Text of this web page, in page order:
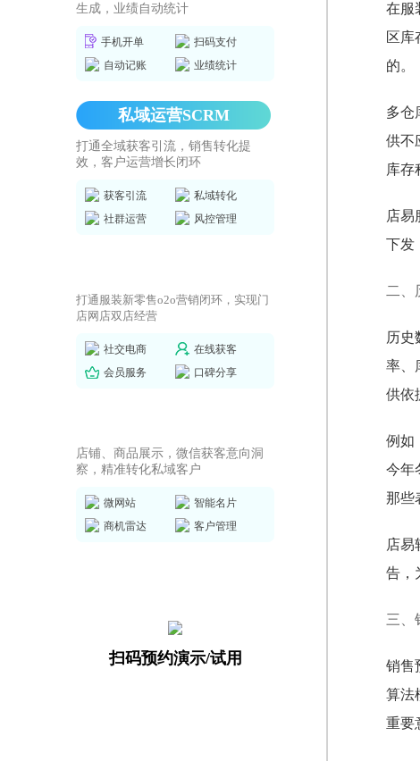
生成，业绩自动统计
手机开单
扫码支付
自动记账
业绩统计
私域运营SCRM
打通全域获客引流，销售转化提
效，客户运营增长闭环
获客引流
私域转化
社群运营
风控管理
打通服装新零售o2o营销闭环，实现门
店网店双店经营
社交电商
在线获客
会员服务
口碑分享
店铺、商品展示，微信获客意向洞
察，精准转化私域客户
微网站
智能名片
商机雷达
客户管理
扫码预约演示/试用
在服
区库
的。
多仓
供不
库存
店易
下发
二、
历史
率、
供依
例如
今年
那些
店易
告，
三、
销售
算法
重要